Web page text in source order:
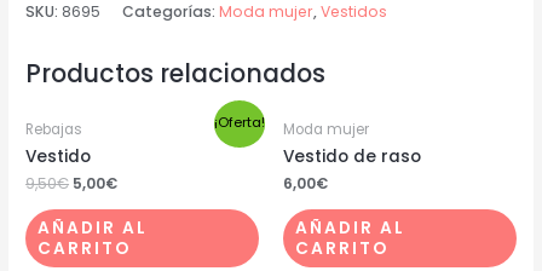
SKU: 8695 Categorías: Moda mujer,Vestidos
Productos relacionados
¡Oferta!
Rebajas
Vestido
9,50€ 5,00€
AÑADIR AL
CARRITO
Moda mujer
Vestido de raso
6,00€
AÑADIR AL
CARRITO